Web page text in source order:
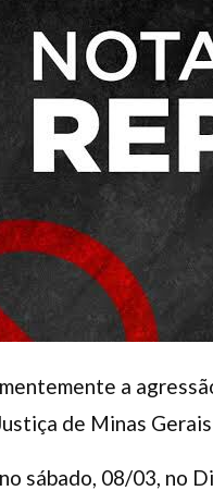
a
de Minas
sábado, 08/03, no